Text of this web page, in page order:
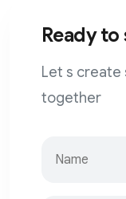
Ready
Let s create
together